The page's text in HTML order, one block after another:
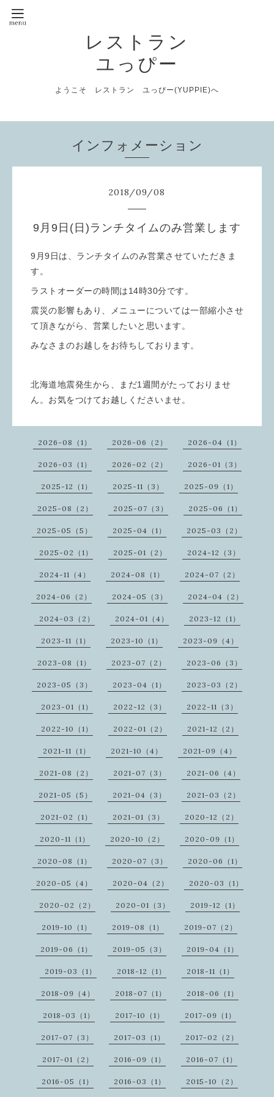
レストラン
ユっぴー
ようこそ レストラン ユっぴー(YUPPIE)へ
インフォメーション
2018/09/08
9月9日(日)ランチタイムのみ営業します
9月9日は、ランチタイムのみ営業させていただきま
す。
ラストオーダーの時間は14時30分です。
震災の影響もあり、メニューについては一部縮小させ
て頂きながら、営業したいと思います。
みなさまのお越しをお待ちしております。
北海道地震発生から、まだ1週間がたっておりませ
ん。お気をつけてお越しくださいませ。
2026-08（1） 2026-06（2） 2026-04（1）
2026-03（1） 2026-02（2） 2026-01（3）
2025-12（1） 2025-11（3） 2025-09（1）
2025-08（2） 2025-07（3） 2025-06（1）
2025-05（5） 2025-04（1） 2025-03（2）
2025-02（1） 2025-01（2） 2024-12（3）
2024-11（4） 2024-08（1） 2024-07（2）
2024-06（2） 2024-05（3） 2024-04（2）
2024-03（2） 2024-01（4） 2023-12（1）
2023-11（1） 2023-10（1） 2023-09（4）
2023-08（1） 2023-07（2） 2023-06（3）
2023-05（3） 2023-04（1） 2023-03（2）
2023-01（1） 2022-12（3） 2022-11（3）
2022-10（1） 2022-01（2） 2021-12（2）
2021-11（1） 2021-10（4） 2021-09（4）
2021-08（2） 2021-07（3） 2021-06（4）
2021-05（5） 2021-04（3） 2021-03（2）
2021-02（1） 2021-01（3） 2020-12（2）
2020-11（1） 2020-10（2） 2020-09（1）
2020-08（1） 2020-07（3） 2020-06（1）
2020-05（4） 2020-04（2） 2020-03（1）
2020-02（2） 2020-01（3） 2019-12（1）
2019-10（1） 2019-08（1） 2019-07（2）
2019-06（1） 2019-05（3） 2019-04（1）
2019-03（1） 2018-12（1） 2018-11（1）
2018-09（4） 2018-07（1） 2018-06（1）
2018-03（1） 2017-10（1） 2017-09（1）
2017-07（3） 2017-03（1） 2017-02（2）
2017-01（2） 2016-09（1） 2016-07（1）
2016-05（1） 2016-03（1） 2015-10（2）